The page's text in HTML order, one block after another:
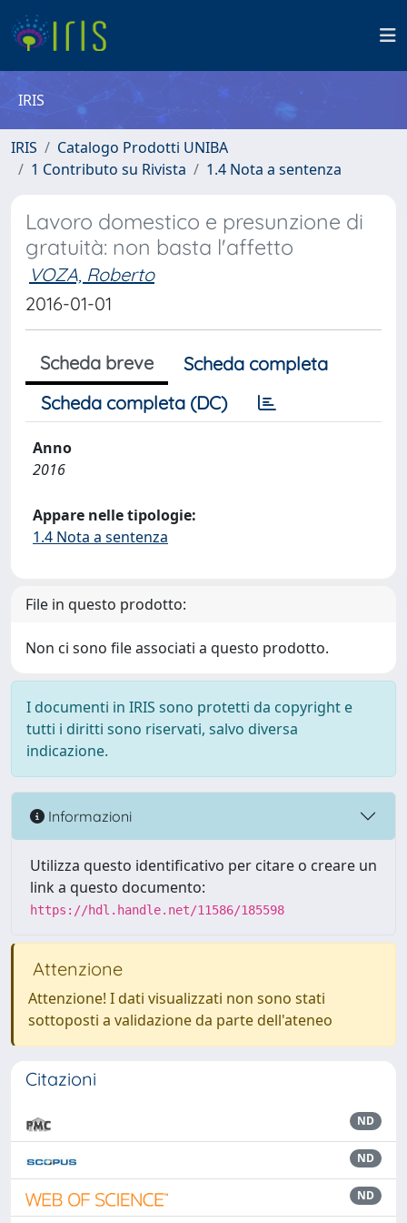
IRIS
IRIS
Catalogo Prodotti UNIBA
1 Contributo su Rivista
1.4 Nota a sentenza
Lavoro domestico e presunzione di
gratuità: non basta l'affetto
VOZA, Roberto
2016-01-01
Scheda breve
Scheda completa
Scheda completa (DC)
Anno
2016
Appare nelle tipologie:
1.4 Nota a sentenza
File in questo prodotto:
Non ci sono file associati a questo prodotto.
I documenti in IRIS sono protetti da copyright e
tutti i diritti sono riservati, salvo diversa
indicazione.
Informazioni
Utilizza questo identificativo per citare o creare un
link a questo documento:
https://hdl.handle.net/11586/185598
Attenzione
Attenzione! I dati visualizzati non sono stati
sottoposti a validazione da parte dell'ateneo
Citazioni
ND
ND
ND